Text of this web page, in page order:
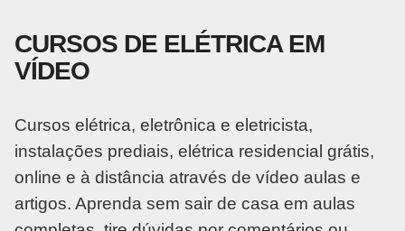
CURSOS DE ELÉTRICA EM
VÍDEO
Cursos elétrica, eletrônica e eletricista,
instalações prediais, elétrica residencial grátis,
online e à distância através de vídeo aulas e
artigos. Aprenda sem sair de casa em aulas
n
d
s
E
l
é